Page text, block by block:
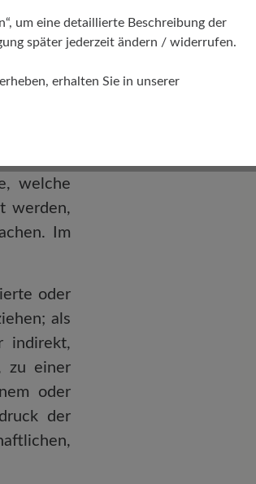
welche
werden,
Im
oder
als
indirekt,
zu einer
oder
der
um eine detaillierte Beschreibung der
später jederzeit ändern / widerrufen.
erhalten Sie in unserer